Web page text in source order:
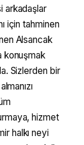
arkadaşlar
için tahminen
Alsancak
konuşmak
Sizlerden bir
hizmet
halkı neyi